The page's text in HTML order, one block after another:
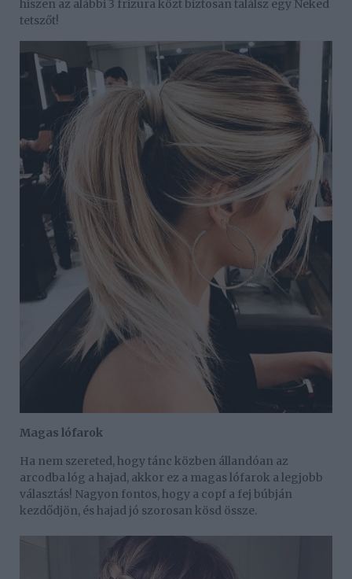
hiszen az alábbi 3 frizura közt biztosan találsz egy Neked
tetszőt!
Magas lófarok
Ha nem szereted, hogy tánc közben állandóan az
arcodba lóg a hajad, akkor ez a magas lófarok a legjobb
választás! Nagyon fontos, hogy a copf a fej búbján
kezdődjön, és hajad jó szorosan kösd össze.